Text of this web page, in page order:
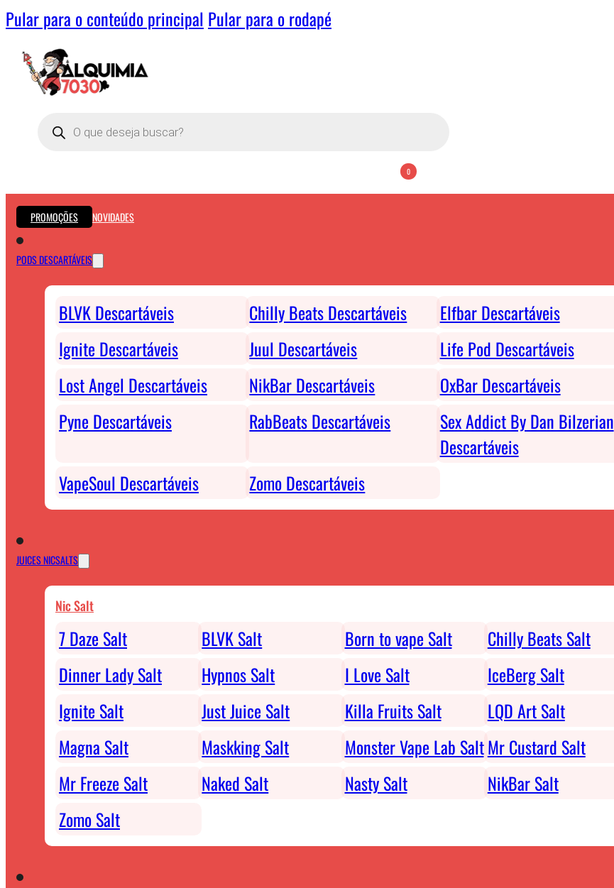
Pular para o conteúdo principal Pular para o rodapé
Pesquisar
produtos
0
PROMOÇÕES NOVIDADES
PODS DESCARTÁVEIS
BLVK Descartáveis Chilly Beats Descartáveis
Elfbar Descartáveis
Ignite Descartáveis
Juul Descartáveis
Life Pod Descartáveis
Lost Angel Descartáveis
NikBar Descartáveis
OxBar Descartáveis
Pyne Descartáveis
RabBeats Descartáveis
Sex Addict By Dan Bilzerian
Descartáveis
VapeSoul Descartáveis
Zomo Descartáveis
JUICES NICSALTS
Nic Salt
7 Daze Salt BLVK Salt Born to vape Salt
Chilly Beats Salt
Dinner Lady Salt
Hypnos Salt I Love Salt
IceBerg Salt
Ignite Salt
Just Juice Salt Killa Fruits Salt
LQD Art Salt
Magna Salt
Maskking Salt Monster Vape Lab SaltMr Custard Salt
Mr Freeze Salt
Naked Salt Nasty Salt
NikBar Salt
Zomo Salt